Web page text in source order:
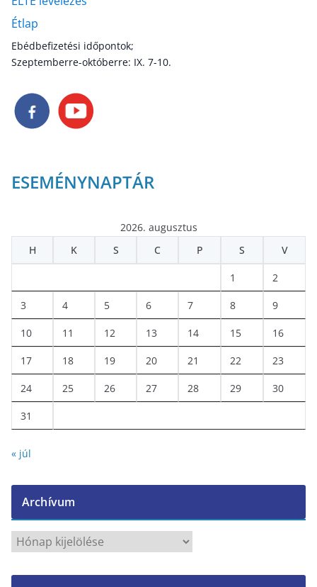
Étlap
Ebédbefizetési időpontok;
Szeptemberre-októberre: IX. 7-10.
ESEMÉNYNAPTÁR
2026. augusztus
H
K S C P S V
1 2
3 4 5 6 7 8 9
10 11 12 13 14 15 16
17 18 19 20 21 22 23
24 25 26 27 28 29 30
31
« júl
Archívum
r
c